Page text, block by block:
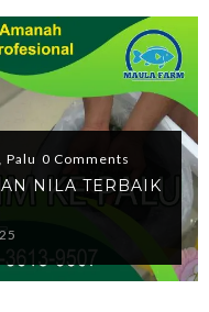
, Palu 0 Comments
NILA TERBAIK